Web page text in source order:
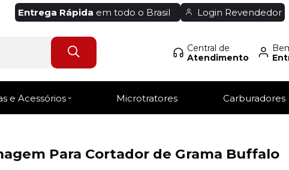
Entrega Rápida em todo o Brasil Login Revendedor
Central de
Atendimento
e Acessórios Microtratores Carburadores
Para Cortador de Grama Buffalo